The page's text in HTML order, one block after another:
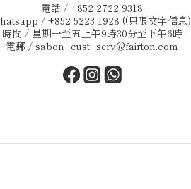
電話 / +852 2722 9318
/ +852 5223 1928 ((只限文字信息)
時間 / 星期一至五上午9時30分至下午6時
電郵 / sabon_cust_serv@fairton.com